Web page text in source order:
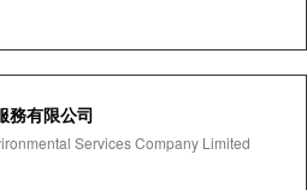
務有限公司
Services Company Limited